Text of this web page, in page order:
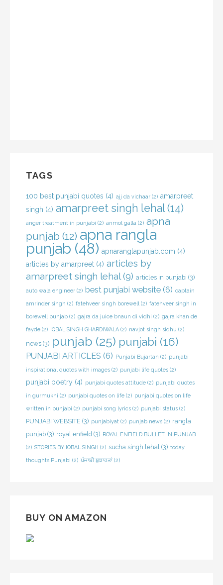
TAGS
100 best punjabi quotes (4) ajj da vichaar (2) amarpreet
singh (4) amarpreet singh lehal(14)
anger treatment in punjabi (2) anmol galla (2) apna
punjab (12) apna rangla
punjab (48) apnaranglapunjab.com (4)
articles by amarpreet (4) articles by
amarpreet singh lehal(9) articles in punjabi (3)
auto wala engineer (2) best punjabi website (6) captain
amrinder singh (2) fatehveer singh borewell (2) fatehveer singh in
borewell punjab (2) gajra da juice bnaun di vidhi (2) gajra khan de
fayde (2) IQBAL SINGH GHARDIWALA (2) navjot singh sidhu (2)
news (3) punjab (25) punjabi (16)
PUNJABI ARTICLES (6) Punjabi Bujartan (2) punjabi
inspirational quotes with images (2) punjabi life quotes (2)
punjabi poetry (4) punjabi quotes attitude (2) punjabi quotes
in gurmukhi (2) punjabi quotes on life (2) punjabi quotes on life
written in punjabi (2) punjabi song lyrics (2) punjabi status (2)
PUNJABI WEBSITE (3) punjabiyat (2) punjab news (2) rangla
punjab (3) royal enfield (3) ROYAL ENFIELD BULLET IN PUNJAB
(2) STORIES BY IQBAL SINGH (2) sucha singh lehal (3) today
thoughts Punjabi (2) ਪੰਜਾਬੀ ਬੁਝਾਰਤਾਂ(2)
BUY ON AMAZON